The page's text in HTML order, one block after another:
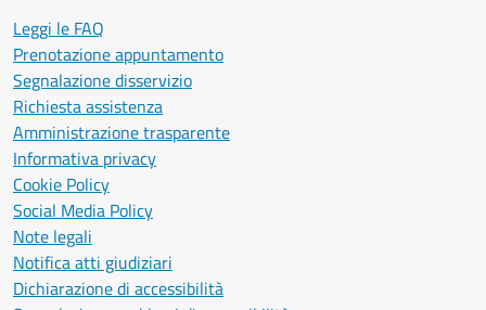
Leggi le FAQ
Prenotazione appuntamento
Segnalazione disservizio
Richiesta assistenza
Amministrazione trasparente
Informativa privacy
Cookie Policy
Social Media Policy
Note legali
Notifica atti giudiziari
Dichiarazione di accessibilità